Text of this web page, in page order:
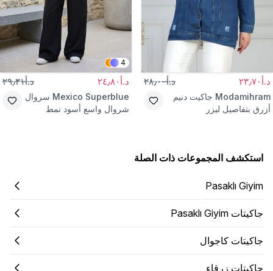
د.أ٢٣٫٧٠ د.أ٢٨٫٠٠
Modamihram جاكيت دنيم
أزرق بتفاصيل ليزر
4
د.أ٢٤٫٨٠ د.أ٢٩٫٣١
Mexico Superblue سروال
شروال واسع أسود نمط
استكشف المجموعات ذات الصلة
Pasaklı Giyim
جاكيتات Pasaklı Giyim
جاكيتات كاجوال
جاكيتات زرقاء